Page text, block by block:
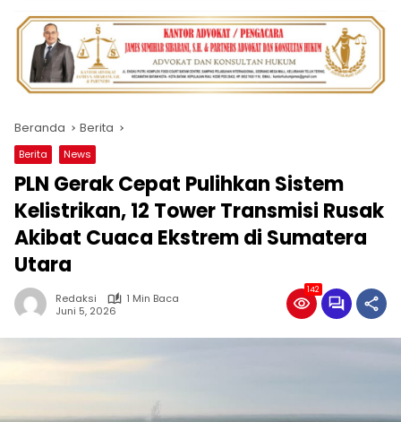
Beranda Berita
Berita News
PLN Gerak Cepat Pulihkan Sistem
Kelistrikan, 12 Tower Transmisi Rusak
Akibat Cuaca Ekstrem di Sumatera
Utara
Redaksi
1 Min Baca
Juni 5, 2026
142